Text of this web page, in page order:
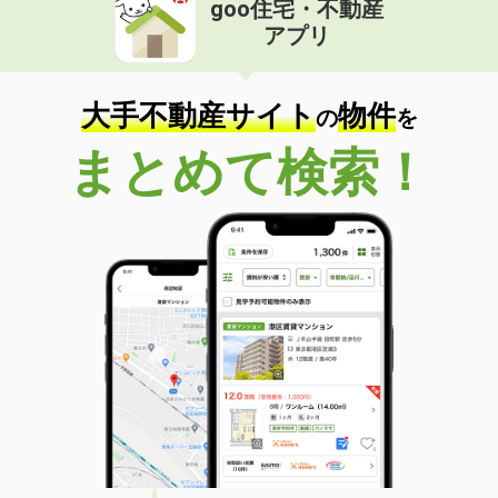
価 格
住 所
熊本県熊本市中央区京町２丁目
専有面積 40m²
間取り
1LDK
熊本県熊本市西区島崎６丁目
価 格
4.85万円
熊本県熊本市西区島崎６丁目
36.14m²
間取り
1K
熊本県熊本市西区春日３丁目
価 格
13万円
住 所
熊本県熊本市西区春日３丁目
専有面積 54.53m²
間取り
1SLDK
熊本県熊本市南区馬渡２丁目
goo住宅・不動産
アプリ
大手不動産サイトの物件を
まとめて検索！